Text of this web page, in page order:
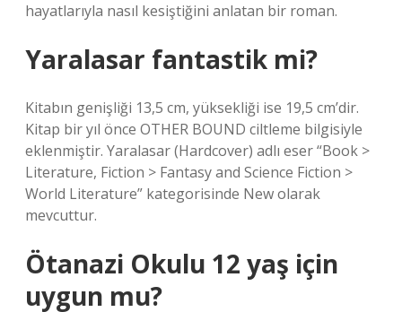
hayatlarıyla nasıl kesiştiğini anlatan bir roman.
Yaralasar fantastik mi?
Kitabın genişliği 13,5 cm, yüksekliği ise 19,5 cm’dir.
Kitap bir yıl önce OTHER BOUND ciltleme bilgisiyle
eklenmiştir. Yaralasar (Hardcover) adlı eser “Book >
Literature, Fiction > Fantasy and Science Fiction >
World Literature” kategorisinde New olarak
mevcuttur.
Ötanazi Okulu 12 yaş için
uygun mu?